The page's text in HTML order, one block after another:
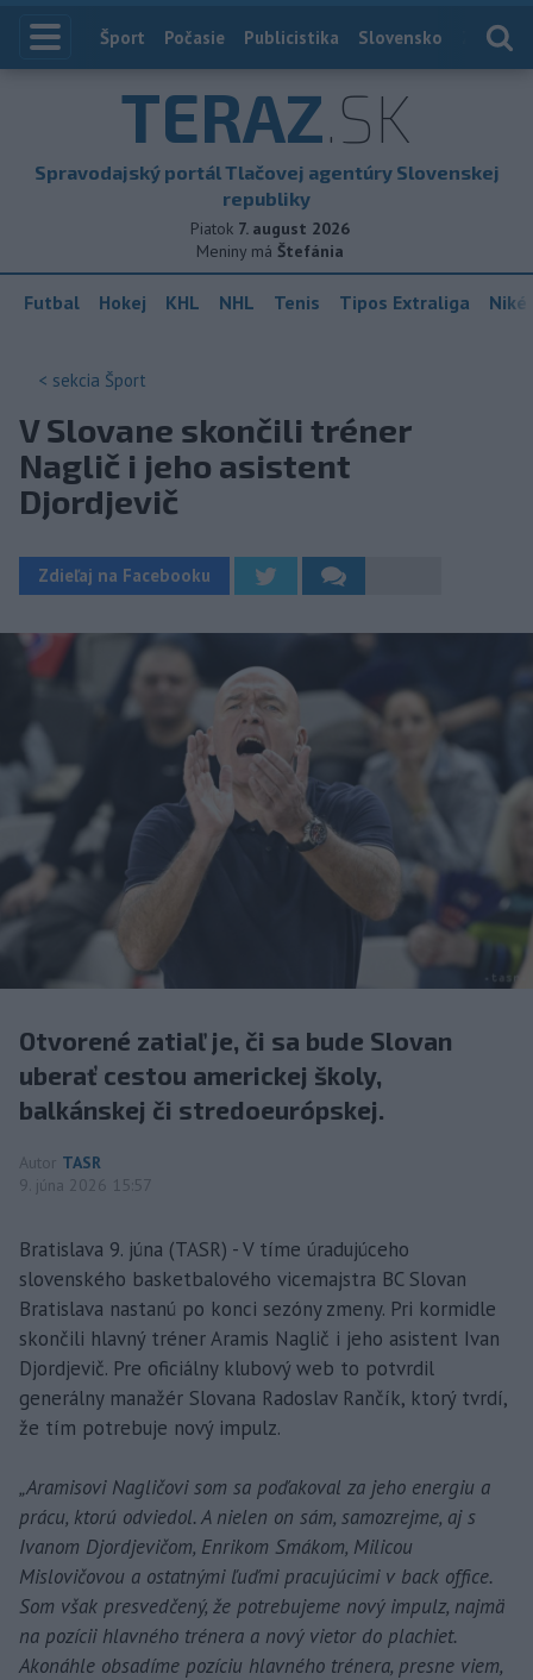
Index
Šport Počasie Publicistika Slovensko
TERAZ.SK
Spravodajský portál Tlačovej agentúry Slovenskej
republiky
Piatok 7. august 2026
Meniny má Štefánia
Futbal Hokej KHL NHL Tenis Tipos Extraliga
< sekcia Šport
V Slovane skončili tréner
Naglič i jeho asistent
Djordjevič
Zdieľaj na Facebooku
Otvorené zatiaľ je, či sa bude Slovan
uberať cestou americkej školy,
balkánskej či stredoeurópskej.
Autor TASR
9. júna 2026 15:57
Bratislava 9. júna (TASR) - V tíme úradujúceho
slovenského basketbalového vicemajstra BC Slovan
Bratislava nastanú po konci sezóny zmeny. Pri kormidle
skončili hlavný tréner Aramis Naglič i jeho asistent Ivan
Djordjevič. Pre oficiálny klubový web to potvrdil
generálny manažér Slovana Radoslav Rančík, ktorý tvrdí,
že tím potrebuje nový impulz.
„Aramisovi Nagličovi som sa poďakoval za jeho energiu a
prácu, ktorú odviedol. A nielen on sám, samozrejme, aj s
Ivanom Djordjevičom, Enrikom Smákom, Milicou
Mislovičovou a ostatnými ľuďmi pracujúcimi v back office.
Som však presvedčený, že potrebujeme nový impulz, najmä
na pozícii hlavného trénera a nový vietor do plachiet.
Akonáhle obsadíme pozíciu hlavného trénera, presne viem,